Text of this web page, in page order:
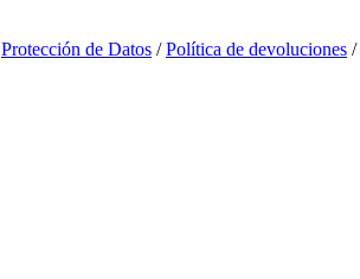
Protección de Datos /Política de devoluciones /